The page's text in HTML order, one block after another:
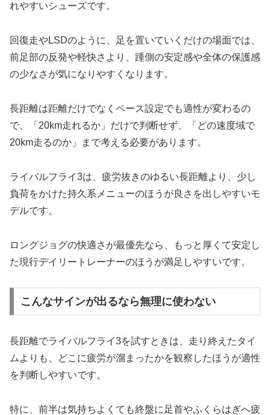
れやすいシューズです。
回復走やLSDのように、足を置いていくだけの場面では、
前足部の反発や軽快さより、踵側の安定感や全体の保護感
の少なさが気になりやすくなります。
長距離は距離だけでなくペース設定でも適性が変わるの
で、「20km走れるか」だけで判断せず、「どの速度域で
20km走るのか」まで考える必要があります。
ライバルフライ3は、疲労抜きのゆるい長距離より、少し
負荷をかけた持久系メニューのほうが良さを出しやすいモ
デルです。
ロングジョグの快適さが最優先なら、もっと厚くて安定し
た現行デイリートレーナーのほうが満足しやすいです。
こんなサインが出るなら無理に使わない
長距離でライバルフライ3を試すときは、走り終えたタイ
ムよりも、どこに疲労が溜まったかを観察したほうが適性
を判断しやすいです。
特に、前半は気持ちよくても終盤に足首やふくらはぎへ疲